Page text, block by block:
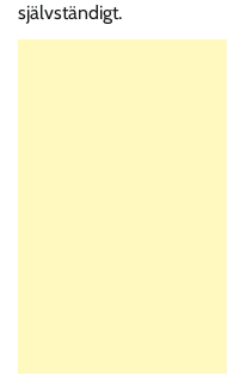
självständigt.